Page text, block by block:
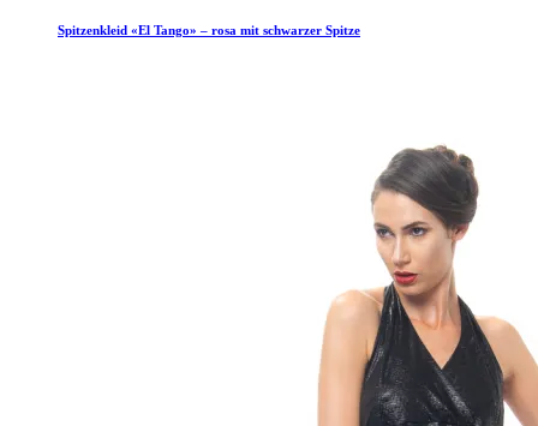
Spitzenkleid «El Tango» – rosa mit schwarzer Spitze